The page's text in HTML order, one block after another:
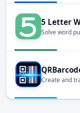
5 Letter
Solve word
Create and